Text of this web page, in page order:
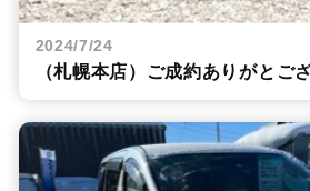
2024/7/24
（札幌本店）ご成約ありがとご